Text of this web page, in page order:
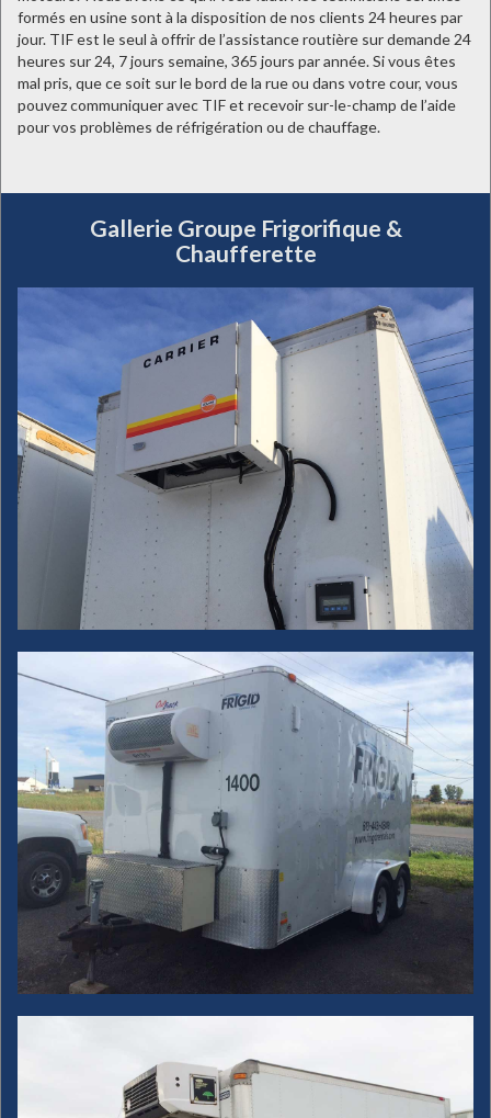
formés en usine sont à la disposition de nos clients 24 heures par
jour. TIF est le seul à offrir de l’assistance routière sur demande 24
heures sur 24, 7 jours semaine, 365 jours par année. Si vous êtes
mal pris, que ce soit sur le bord de la rue ou dans votre cour, vous
pouvez communiquer avec TIF et recevoir sur-le-champ de l’aide
pour vos problèmes de réfrigération ou de chauffage.
Gallerie Groupe Frigorifique &
Chaufferette